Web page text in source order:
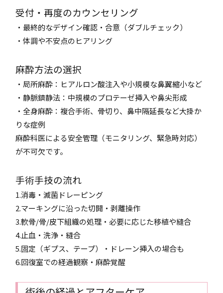
受付・再度のカウンセリング
・最終的なデザイン確認・合意（ダブルチェック）
・体調や不安点のヒアリング
麻酔方法の選択
・局所麻酔：ヒアルロン酸注入や小規模な鼻翼縮小など
・静脈鎮静法：中規模のプロテーゼ挿入や鼻尖形成
・全身麻酔：複合手術、骨切り、鼻中隔延長など大掛か
りな症例
麻酔科医による安全管理（モニタリング、緊急時対応）
が不可欠です。
手術手技の流れ
1.消毒・滅菌ドレーピング
2.マーキングに沿った切開・剥離操作
3.軟骨/骨/皮下組織の処理・必要に応じた移植や縫合
4.止血・洗浄・縫合
5.固定（ギプス、テープ）・ドレーン挿入の場合も
6.回復室での経過観察・麻酔覚醒